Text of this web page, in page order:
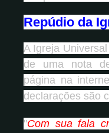
Repúdio da
A Igreja
de uma nota
página na
declarações são
"Com sua fala